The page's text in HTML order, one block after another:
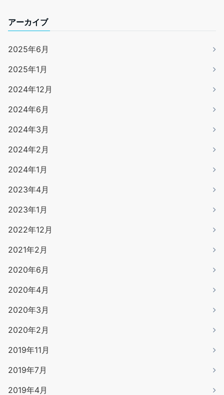
アーカイブ
2025年6月
2025年1月
2024年12月
2024年6月
2024年3月
2024年2月
2024年1月
2023年4月
2023年1月
2022年12月
2021年2月
2020年6月
2020年4月
2020年3月
2020年2月
2019年11月
2019年7月
2019年4月